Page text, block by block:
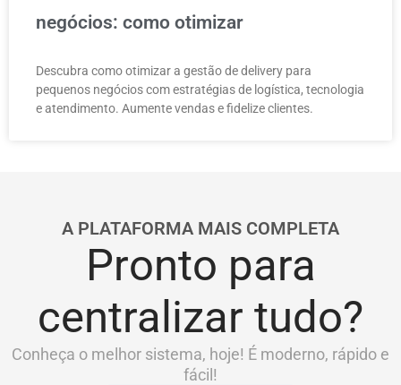
negócios: como otimizar
Descubra como otimizar a gestão de delivery para
pequenos negócios com estratégias de logística, tecnologia
e atendimento. Aumente vendas e fidelize clientes.
A PLATAFORMA MAIS COMPLETA
Pronto para
centralizar tudo?
Conheça o melhor sistema, hoje! É moderno, rápido e
fácil!